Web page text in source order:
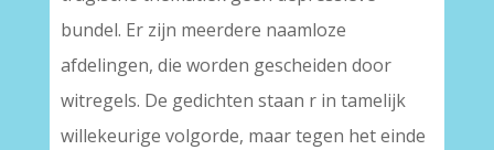
bundel. Er zijn meerdere naamloze
afdelingen, die worden gescheiden door
witregels. De gedichten staan r in tamelijk
willekeurige volgorde, maar tegen het einde